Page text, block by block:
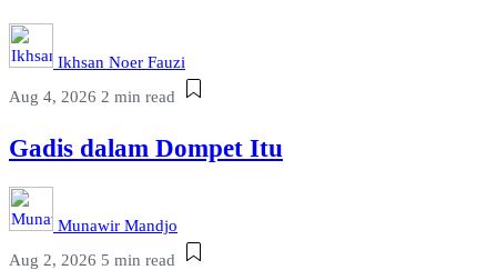
Ikhsan Noer Fauzi
Aug 4, 2026 2 min read
Gadis dalam Dompet Itu
Munawir Mandjo
Aug 2, 2026 5 min read